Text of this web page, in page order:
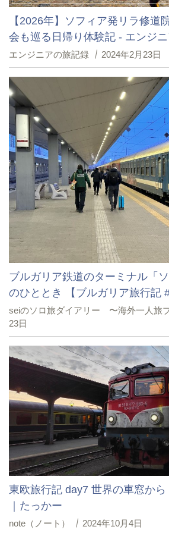
【2026年】ソフィア発リラ修道
会も巡る日帰り体験記 - エンジ
エンジニアの旅記録 2024年2月23日
ブルガリア鉄道のターミナル「
のひととき 【ブルガリア旅行記
seiのソロ旅ダイアリー 〜海外一人旅
23日
東欧旅行記 day7 世界の車窓から
｜たっかー
note（ノート） 2024年10月4日